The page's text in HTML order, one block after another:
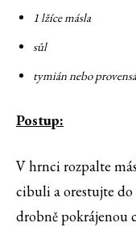
1 lžíce másla
sůl
tymián nebo
Postup:
V hrnci rozpalte
cibuli a orestujte
drobně pokrájenou